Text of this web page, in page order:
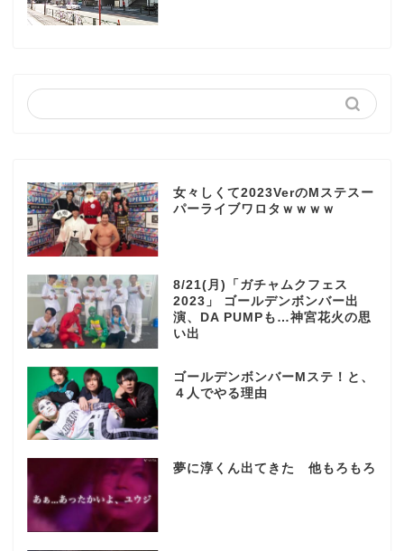
女々しくて2023VerのMステスー
パーライブワロタｗｗｗｗ
8/21(月)「ガチャムクフェス
2023」 ゴールデンボンバー出
演、DA PUMPも…神宮花火の思
い出
ゴールデンボンバーMステ！と、
４人でやる理由
夢に淳くん出てきた 他もろもろ